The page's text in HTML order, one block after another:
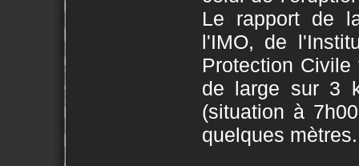
Le rapport de
l'IMO, de
Protection
de large sur 3
(situation à
quelques mètres.